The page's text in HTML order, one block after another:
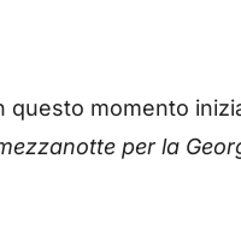
momento
per la